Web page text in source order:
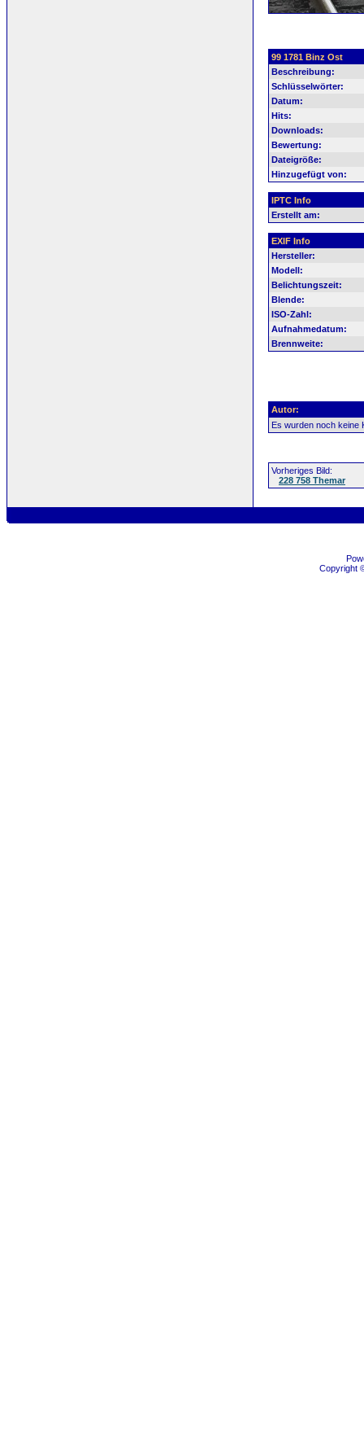
99 1781 Binz Ost
Beschreibung:
Schlüsselwörter:
Datum:
Hits:
Downloads:
Bewertung:
Dateigröße:
Hinzugefügt von:
IPTC Info
Erstellt am:
EXIF Info
Hersteller:
Modell:
Belichtungszeit:
Blende:
ISO-Zahl:
Aufnahmedatum:
Brennweite:
Autor:
Es wurden noch keine
Vorheriges Bild:
228 758 Themar
Copyright